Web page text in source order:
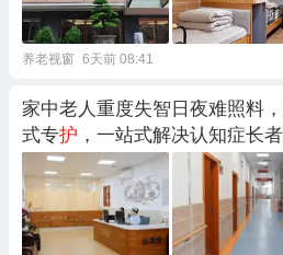
养老视窗 6天前 08:41
家中老人重度失智日夜难照料
式专护 ，一站式解决认知症长